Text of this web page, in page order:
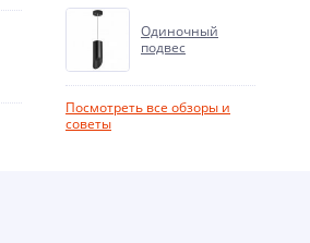
Одиночный
подвес
Посмотреть все обзоры и
советы